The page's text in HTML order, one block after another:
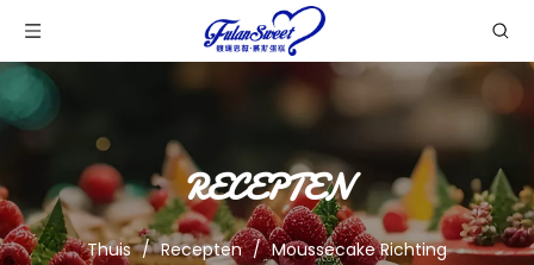
RECEPTEN
Thuis / Recepten / Moussecake Richting